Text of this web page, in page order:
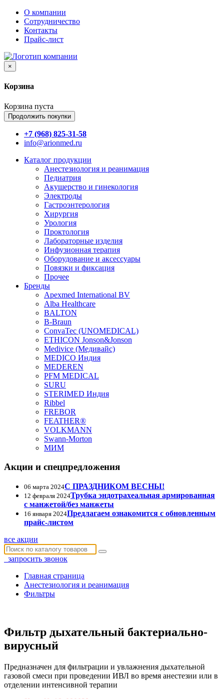
О компании
Сотрудничество
Контакты
Прайс-лист
×
Корзина
Корзина пуста
Продолжить покупки
+7 (968) 825-31-58
info@arionmed.ru
Каталог продукции
Анестезиология и реанимация
Педиатрия
Акушерство и гинекология
Электроды
Гастроэнтерология
Хирургия
Урология
Проктология
Лабораторные изделия
Инфузионная терапия
Оборудование и аксессуары
Повязки и фиксация
Прочее
Бренды
Apexmed International BV
Alba Healthcare
BALTON
B-Braun
ConvaTec (UNOMEDICAL)
ETHICON Jonson&Jonson
Medivice (Медивайс)
MEDICO Индия
MEDEREN
PFM MEDICAL
SURU
STERIMED Индия
Ribbel
FREBOR
FEATHER®
VOLKMANN
Swann-Morton
МИМ
Акции и спецпредложения
06 марта 2024С ПРАЗДНИКОМ ВЕСНЫ!
12 февраля 2024Трубка эндотрахеальная армированная
с манжетой/без манжеты
16 января 2024Предлагаем ознакомится с обновленным
прайс-листом
все акции
запросить звонок
Главная страница
Анестезиология и реанимация
Фильтры
Фильтр дыхательный бактериально-
вирусный
Предназначен для фильтрации и увлажнения дыхательной
газовой смеси при проведении ИВЛ во время анестезии или в
отделении интенсивной терапии